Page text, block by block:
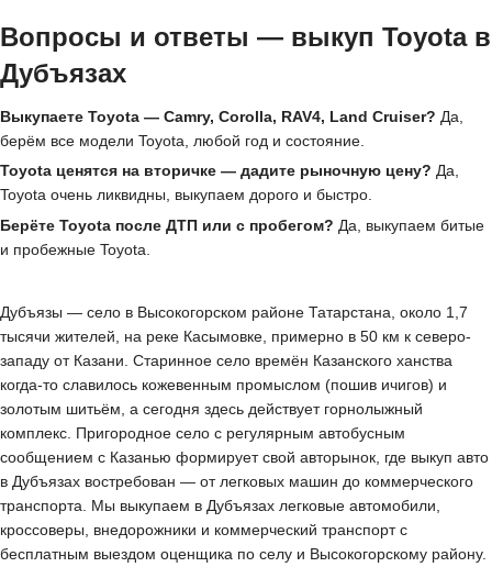
Вопросы и ответы — выкуп Toyota в
Дубъязах
Выкупаете Toyota — Camry, Corolla, RAV4, Land Cruiser? Да,
берём все модели Toyota, любой год и состояние.
Toyota ценятся на вторичке — дадите рыночную цену? Да,
Toyota очень ликвидны, выкупаем дорого и быстро.
Берёте Toyota после ДТП или с пробегом? Да, выкупаем битые
и пробежные Toyota.
Дубъязы — село в Высокогорском районе Татарстана, около 1,7
тысячи жителей, на реке Касымовке, примерно в 50 км к северо-
западу от Казани. Старинное село времён Казанского ханства
когда-то славилось кожевенным промыслом (пошив ичигов) и
золотым шитьём, а сегодня здесь действует горнолыжный
комплекс. Пригородное село с регулярным автобусным
сообщением с Казанью формирует свой авторынок, где выкуп авто
в Дубъязах востребован — от легковых машин до коммерческого
транспорта. Мы выкупаем в Дубъязах легковые автомобили,
кроссоверы, внедорожники и коммерческий транспорт с
бесплатным выездом оценщика по селу и Высокогорскому району.